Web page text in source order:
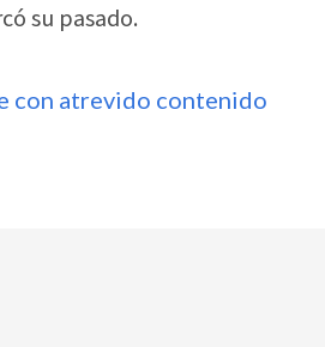
su pasado.
con atrevido contenido